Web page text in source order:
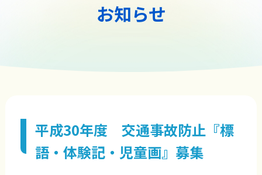
お知らせ
平成30年度 交通事故防止『標
語・体験記・児童画』募集